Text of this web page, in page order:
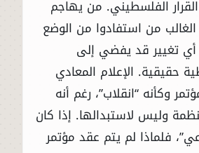
الفلسطيني. من يهاجم
من استفادوا من الوضع
أي تغيير قد يفضي إلى
حقيقية. الإعلام المعادي
وكأنه “انقلاب”، رغم أنه
وليس لاستبدالها. إذا كان
فلماذا لم يتم عقد مؤتمر